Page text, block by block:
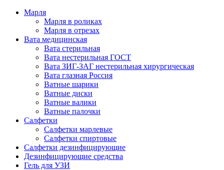
Марля
Марля в роликах
Марля в отрезах
Вата медицинская
Вата стерильная
Вата нестерильная ГОСТ
Вата ЗИГ-ЗАГ нестерильная хирургическая
Вата глазная Россия
Ватные шарики
Ватные диски
Ватные валики
Ватные палочки
Салфетки
Салфетки марлевые
Салфетки спиртовые
Салфетки дезинфицирующие
Дезинфицирующие средства
Гель для УЗИ